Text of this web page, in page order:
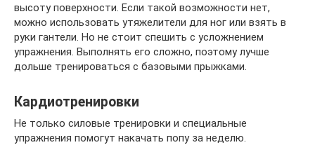
высоту поверхности. Если такой возможности нет,
можно использовать утяжелители для ног или взять в
руки гантели. Но не стоит спешить с усложнением
упражнения. Выполнять его сложно, поэтому лучше
дольше тренироваться с базовыми прыжками.
Кардиотренировки
Не только силовые тренировки и специальные
упражнения помогут накачать попу за неделю.